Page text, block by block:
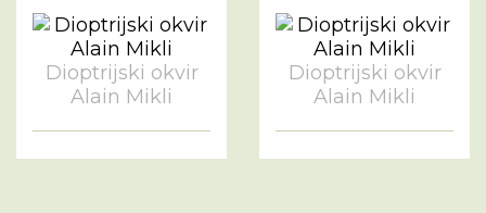
Dioptrijski okvir
Alain Mikli
Dioptrijski okvir
Alain Mikli